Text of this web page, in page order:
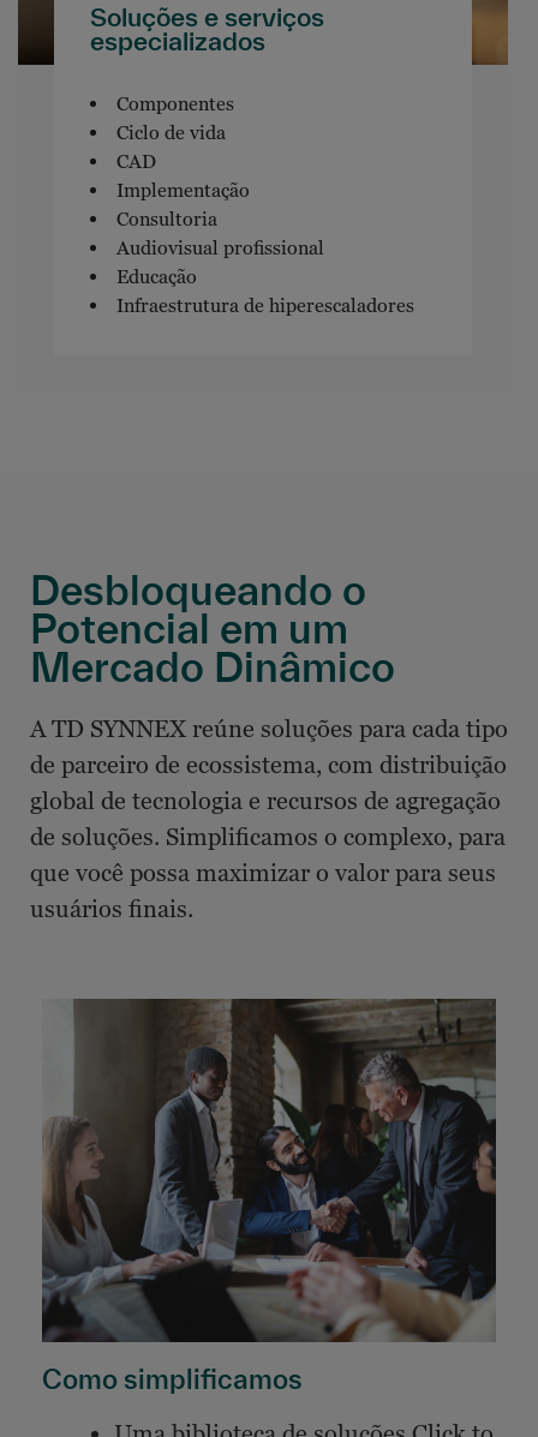
Soluções e serviços
especializados
Componentes
Ciclo de vida
CAD
Implementação
Consultoria
Audiovisual profissional
Educação
Infraestrutura de hiperescaladores
Desbloqueando o
Potencial em um
Mercado Dinâmico
A TD SYNNEX reúne soluções para cada tipo
de parceiro de ecossistema, com distribuição
global de tecnologia e recursos de agregação
de soluções. Simplificamos o complexo, para
que você possa maximizar o valor para seus
usuários finais.
Como simplificamos